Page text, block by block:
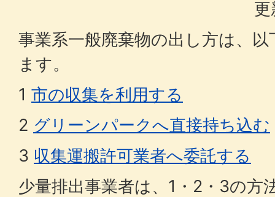
事業系一般廃棄物の出し方は、
ます。
1 市の収集を利用する
2 グリーンパークへ直接持ち込む
3 収集運搬許可業者へ委託する
少量排出事業者は、1・2・3の方